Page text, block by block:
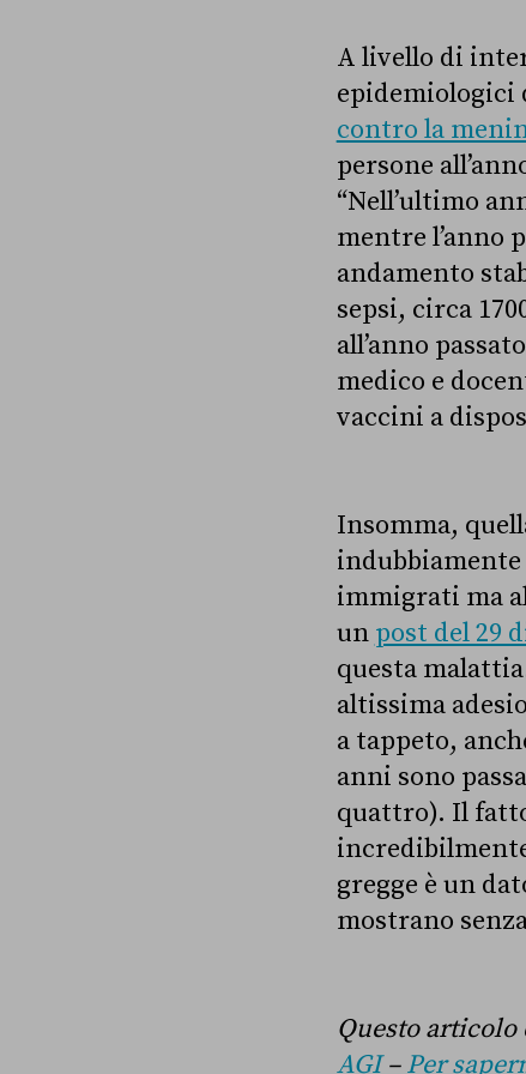
A livello di
epidemiologici
contro la
persone
“Nell’ultimo
mentre l’anno
andamento
sepsi, circa
all’anno
medico e
vaccini a
Insomma,
immigrati ma
un post del 29
questa
altissima
a tappeto,
anni sono
quattro). Il
gregge è un
mostrano
Questo
AGI–Per